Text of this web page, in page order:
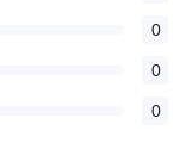
0
0
0